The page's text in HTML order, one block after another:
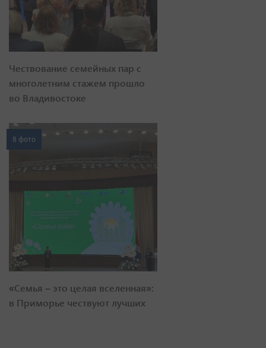
Чествование семейных пар с
многолетним стажем прошло
во Владивостоке
8 фото
«Семья – это целая вселенная»:
в Приморье чествуют лучших